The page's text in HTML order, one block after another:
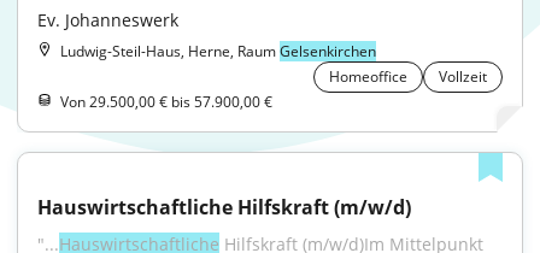
Ev. Johanneswerk
Ludwig-Steil-Haus, Herne, RaumGelsenkirchen
Homeoffice
Vollzeit
Von 29.500,00 € bis 57.900,00 €
Hauswirtschaftliche Hilfskraft (m/w/d)
"...Hauswirtschaftliche Hilfskraft (m/w/d)Im Mittelpunkt